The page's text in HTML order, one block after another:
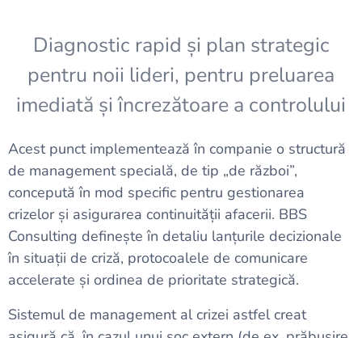
Diagnostic rapid și plan strategic
pentru noii lideri, pentru preluarea
imediată și încrezătoare a controlului
Acest punct implementează în companie o structură
de management specială, de tip „de război”,
concepută în mod specific pentru gestionarea
crizelor și asigurarea continuității afacerii. BBS
Consulting definește în detaliu lanțurile decizionale
în situații de criză, protocoalele de comunicare
accelerate și ordinea de prioritate strategică.
Sistemul de management al crizei astfel creat